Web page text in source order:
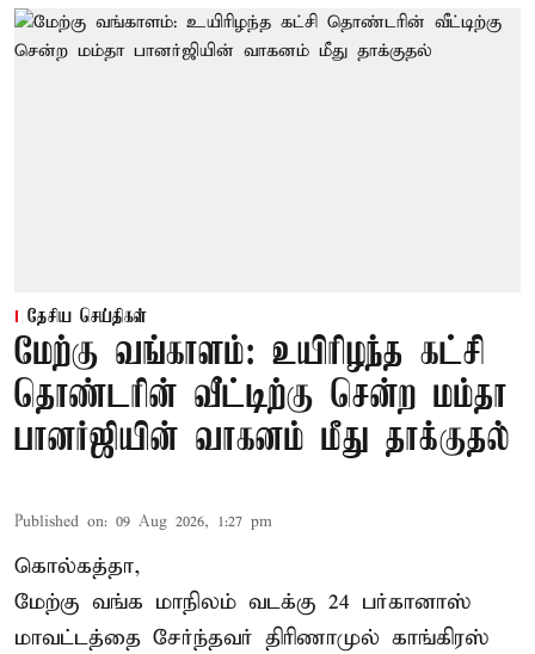
தேசிய செய்திகள்
மேற்கு வங்காளம்: உயிரிழந்த கட்சி
தொண்டரின் வீட்டிற்கு சென்ற மம்தா
பானர்ஜியின் வாகனம் மீது தாக்குதல்
Published on: 09 Aug 2026, 1:27 pm
கொல்கத்தா,
மேற்கு வங்க மாநிலம் வடக்கு 24 பர்கானாஸ்
மாவட்டத்தை சேர்ந்தவர் திரிணாமுல் காங்கிரஸ்